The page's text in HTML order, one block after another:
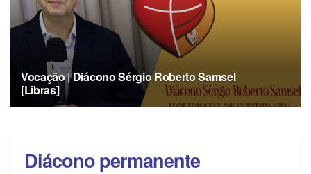
Vocação | Diácono Sérgio Roberto Samsel
[Libras]
Diácono permanente